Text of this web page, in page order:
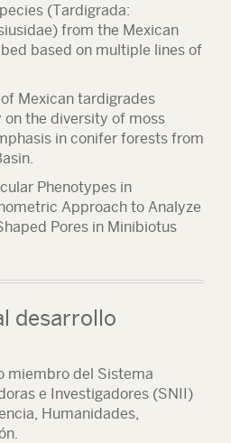
(Tardigrada:
from the Mexican
based on multiple lines of
Mexican tardigrades
on the diversity of moss
in conifer forests from
Phenotypes in
Approach to Analyze
Pores in Minibiotus
desarrollo
miembro del Sistema
e Investigadores (SNII)
Humanidades,